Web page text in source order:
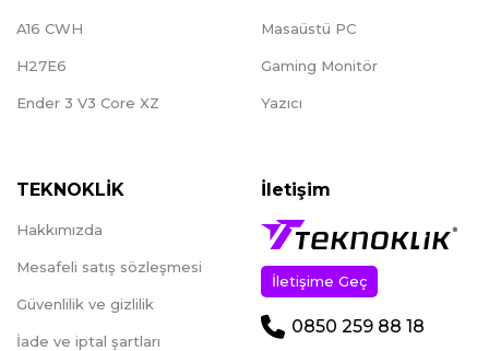
A16 CWH
H27E6
Ender 3 V3 Core XZ
Masaüstü PC
Gaming Monitör
Yazıcı
TEKNOKLİK
Hakkımızda
Mesafeli satış sözleşmesi
Güvenlilik ve gizlilik
İade ve iptal şartları
İletişim
İletişime Geç
0850 259 88 18